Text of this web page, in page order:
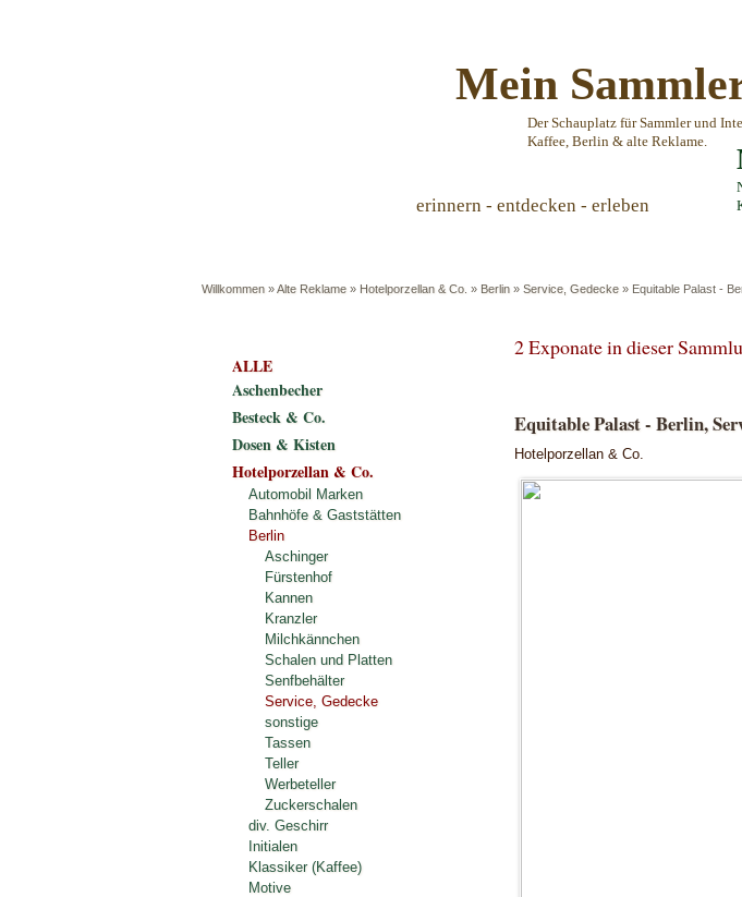
Mein
Der Schauplatz für Sammler und
Kaffee, Berlin & alte Reklame.
erinnern - entdecken - erleben
Willkommen »Alte Reklame » Hotelporzellan & Co. » Berlin » Service, Gedecke » Equitable Palast -
2 Exponate in dieser
Equitable Palast - Berlin,
Hotelporzellan & Co.
ALLE
Aschenbecher
Besteck & Co.
Dosen & Kisten
Hotelporzellan & Co.
Automobil Marken
Bahnhöfe & Gaststätten
Berlin
Aschinger
Fürstenhof
Kannen
Kranzler
Milchkännchen
Schalen und Platten
Senfbehälter
Service, Gedecke
sonstige
Tassen
Teller
Werbeteller
Zuckerschalen
div. Geschirr
Initialen
Klassiker (Kaffee)
Motive